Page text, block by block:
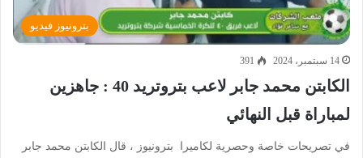
بترونيوز فيديو
14 سبتمبر، 2024 391
الكابتن محمد جابر لاعب بتروتريد 40 : جاهزين
لمباراة قبل النهائي
في تصريحات خاصة وحصرية لكاميرا بترونيوز ، قال الكابتن محمد جابر